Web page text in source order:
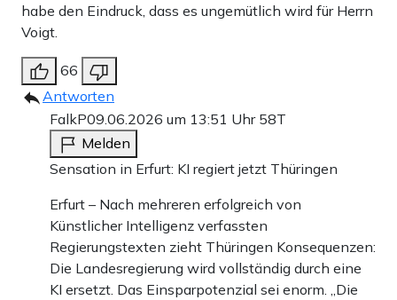
habe den Eindruck, dass es ungemütlich wird für Herrn
Voigt.
66
Antworten
FalkP09.06.2026 um 13:51 Uhr 58T
Melden
Sensation in Erfurt: KI regiert jetzt Thüringen
Erfurt – Nach mehreren erfolgreich von
Künstlicher Intelligenz verfassten
Regierungstexten zieht Thüringen Konsequenzen:
Die Landesregierung wird vollständig durch eine
KI ersetzt. Das Einsparpotenzial sei enorm. „Die